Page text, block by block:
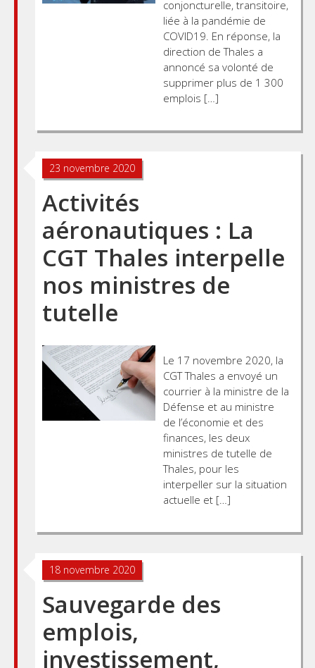
conjoncturelle, transitoire,
liée à la pandémie de
COVID19. En réponse, la
direction de Thales a
annoncé sa volonté de
supprimer plus de 1 300
emplois […]
23 novembre 2020
Activités
aéronautiques : La
CGT Thales interpelle
nos ministres de
tutelle
Le 17 novembre 2020, la
CGT Thales a envoyé un
courrier à la ministre de la
Défense et au ministre
de l’économie et des
finances, les deux
ministres de tutelle de
Thales, pour les
interpeller sur la situation
actuelle et […]
18 novembre 2020
Sauvegarde des
emplois,
investissement,